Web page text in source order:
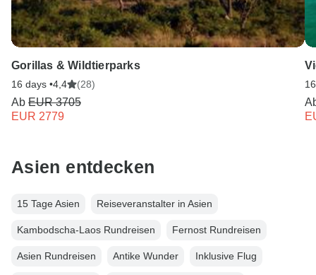
Gorillas & Wildtierparks
16 days •4,4 (28)
Ab EUR 3705
EUR 2779
Asien entdecken
15 Tage Asien Reiseveranstalter in Asien
Kambodscha-Laos Rundreisen Fernost Rundreisen
Asien Rundreisen Antike Wunder Inklusive Flug